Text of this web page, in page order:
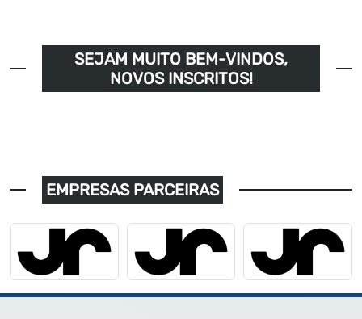
SEJAM MUITO BEM-VINDOS,
NOVOS INSCRITOS!
EMPRESAS PARCEIRAS